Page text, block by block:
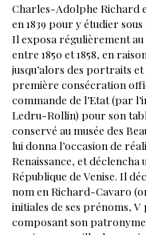
Charles-Adolphe Richard
en 1839 pour y étudier
Il exposa régulièrement au
entre 1850 et 1858, en
jusqu’alors des portraits
première consécration
commande de l’Etat (par
Ledru-Rollin) pour son
conservé au musée des
lui donna l’occasion de
Renaissance, et
République de Venise. Il
nom en Richard-Cavaro
initiales de ses prénoms,
composant son